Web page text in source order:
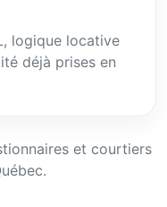
logique locative
déjà prises en
et courtiers